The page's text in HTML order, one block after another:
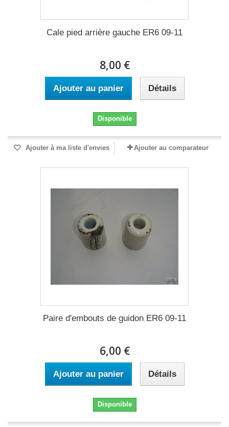
Cale pied arrière gauche ER6 09-11
8,00 €
Ajouter au panier Détails
Disponible
Ajouter à ma liste d'envies Ajouter au comparateur
Paire d'embouts de guidon ER6 09-11
6,00 €
Ajouter au panier Détails
Disponible